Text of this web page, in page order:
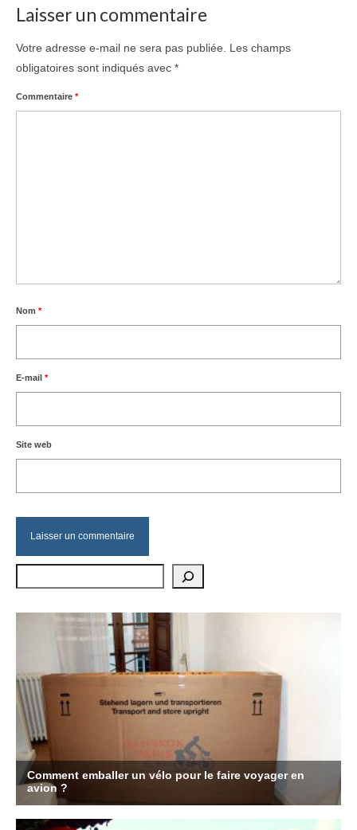
Laisser un commentaire
Votre adresse e-mail ne sera pas publiée.
Les champs
obligatoires sont indiqués avec *
Commentaire *
Nom *
E-mail *
Site web